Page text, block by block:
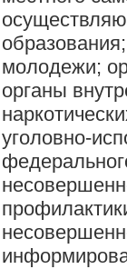
молодежи;
органы
уголовно-